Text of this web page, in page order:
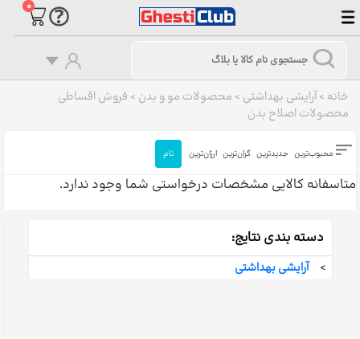
۰
خانه >آرایشی بهداشتی > محصولات مو و بدن > فروش اقساطی
محصولات اصلاح بدن
محبوب‌ترین جدیدترین گران‌ترین ارزان‌ترین نام
متاسفانه کالایی مشخصات درخواستی شما وجود ندارد.
دسته بندی نتایج:
>
آرایشی بهداشتی